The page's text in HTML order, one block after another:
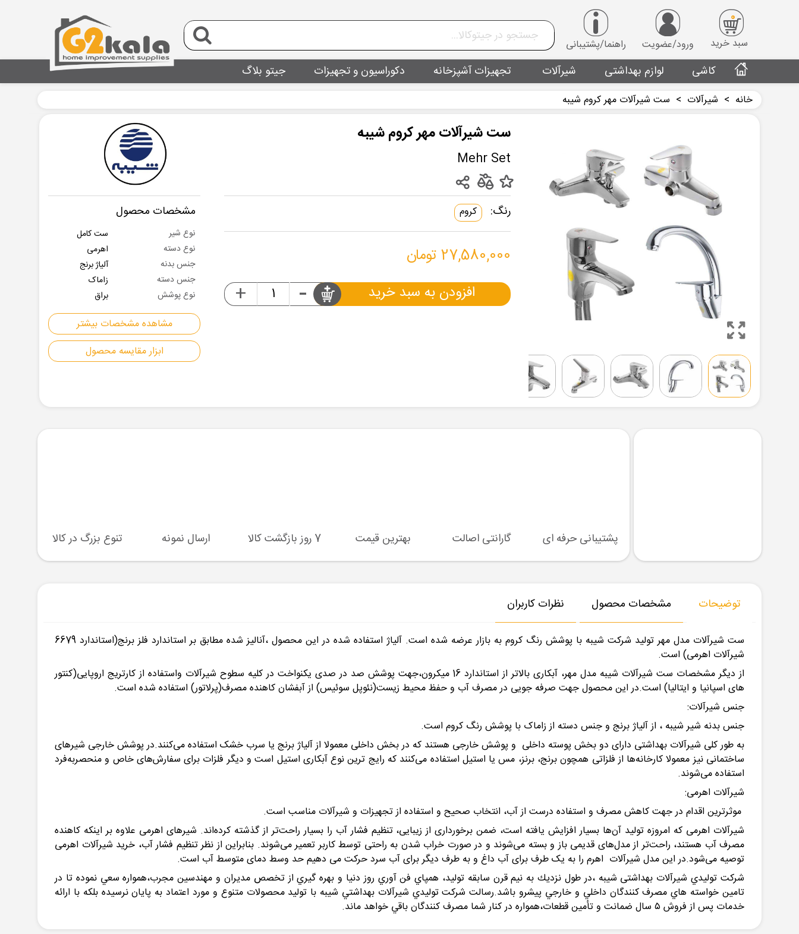
0
سبد خرید
ورود/عضویت راهنما/پشتیبانی
کاشی لوازم بهداشتی شیرآلات تجهیزات آشپزخانه دکوراسیون و تجهیزات جیتو بلاگ
خانه > شیرآلات > ست شیرآلات مهر کروم شیبه
ست شیرآلات مهر کروم شیبه
Mehr Set
مشخصات محصول
نوع شیر
ست کامل
نوع دسته
اهرمی
جنس بدنه
آلیاژ برنج
جنس دسته
زاماک
نوع پوشش
براق
مشاهده مشخصات بیشتر
ابزار مقایسه محصول
رنگ: کروم
27,580,000 تومان
-
+ افزودن به سبد خرید
پشتیبانی حرفه ای گارانتی اصالت بهترین قیمت 7 روز بازگشت کالا ارسال نمونه تنوع بزرگ در کالا
توضیحات مشخصات محصول نظرات کاربران
ست شیرآلات مدل مهر تولید شرکت شیبه با پوشش رنگ کروم به بازار عرضه شده است. آلیاژ استفاده شده در این محصول ،آنالیز شده مطابق بر استاندارد فلز برنج(استاندارد 6679
شیرآلات اهرمی) است.
از دیگر مشخصات ست شیرآلات شیبه مدل مهر، آبکاری بالاتر از استاندارد 16 میکرون،جهت پوشش صد در صدی یکنواخت در کلیه سطوح شیرآلات واستفاده از کارتریج اروپایی(کنتور
های اسپانیا و ایتالیا) است.در این محصول جهت صرفه جویی در مصرف آب و حفظ محیط زیست(نئوپل سوئیس) از آبفشان کاهنده مصرف(پرلاتور) استفاده شده است.
جنس شیرآلات:
جنس بدنه شیر شیبه ، از آلیاژ برنج و جنس دسته از زاماک با پوشش رنگ کروم است.
به ‌طور کلی شیرآلات بهداشتی دارای دو بخش پوسته داخلی و پوشش خارجی هستند که در بخش داخلی معمولا از آلیاژ برنج یا سرب خشک استفاده می‌کنند.در پوشش خارجی شیرهای
ساختمانی نیز معمولا کارخانه‌ها از فلزاتی همچون برنج، برنز، مس یا استیل استفاده می‌کنند که رایج ترین نوع آبکاری استیل است و دیگر فلزات برای سفارش‌های خاص و منحصربه‌فرد
استفاده می‌شوند.
شیرآلات اهرمی:
موثرترین اقدام در جهت کاهش مصرف و استفاده درست از آب، انتخاب صحیح و استفاده از تجهیزات و شیرآلات مناسب است.
شیرآلات اهرمی که امروزه تولید آن‌ها بسیار افزایش یافته است، ضمن برخورداری از زیبایی، تنظیم فشار آب را بسیار راحت‌تر از گذشته کرده‌اند. شیرهای اهرمی علاوه بر اینکه کاهنده
مصرف آب هستند، راحت‌تر از مدل‌های قدیمی باز و بسته می‌شوند و در صورت خراب ‌شدن به ‌راحتی توسط کاربر تعمیر می‌شوند. بنابراین از نظر تنظیم فشار آب، خرید شیرآلات اهرمی
توصیه می‌شود.در این مدل شیرآلات اهرم را به یک طرف برای آب داغ و به طرف دیگر برای آب سرد حرکت می دهیم حد وسط دمای متوسط آب است.
شركت توليدي شيرآلات بهداشتی شيبه ،در طول نزديك به نيم قرن سابقه توليد، همپاي فن آوري روز دنيا و بهره گيري از تخصص مديران و مهندسين مجرب،همواره سعي نموده تا در
تامين خواسته هاي مصرف كنندگان داخلي و خارجي پيشرو باشد.رسالت شركت توليدي شيرآلات بهداشتي شيبه با توليد محصولات متنوع و مورد اعتماد به پايان نرسيده بلكه با ارائه
خدمات پس از فروش ٥ سال ضمانت و تأمين قطعات،همواره در كنار شما مصرف كنندگان باقي خواهد ماند.